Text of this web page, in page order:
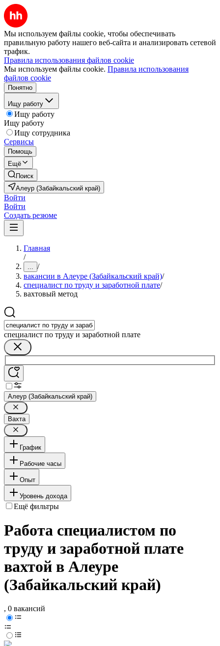
Мы используем файлы cookie, чтобы обеспечивать
правильную работу нашего веб-сайта и анализировать сетевой
трафик.
Правила использования файлов cookie
Мы используем файлы cookie. Правила использования
файлов cookie
Понятно
Ищу работу
Ищу работу
Ищу работу
Ищу сотрудника
Сервисы
Помощь
Ещё
Поиск
Алеур (Забайкальский край)
Войти
Войти
Создать резюме
Главная
/
... /
вакансии в Алеуре (Забайкальский край)/
специалист по труду и заработной плате/
вахтовый метод
специалист по труду и заработной плате
Алеур (Забайкальский край)
Вахта
График
Рабочие часы
Опыт
Уровень дохода
Ещё фильтры
Работа специалистом по
труду и заработной плате
вахтой в Алеуре
(Забайкальский край)
, 0 вакансий